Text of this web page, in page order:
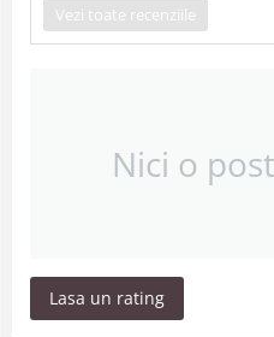
Vezi toate recenziile
Nici o
Lasa un rating